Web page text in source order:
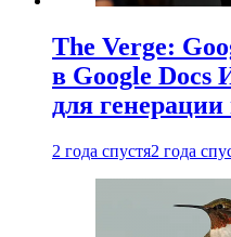
The Verge:
в Google Docs
для
2 года спустя2 года